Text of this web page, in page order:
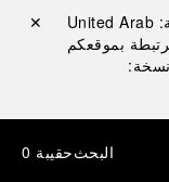
United Arab
بموقعكم
إغلاق ✕
البحثحقيبة 0